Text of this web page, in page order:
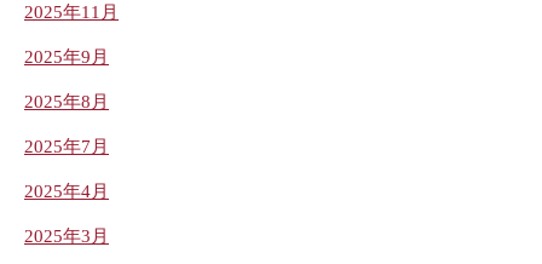
2025年11月
2025年9月
2025年8月
2025年7月
2025年4月
2025年3月